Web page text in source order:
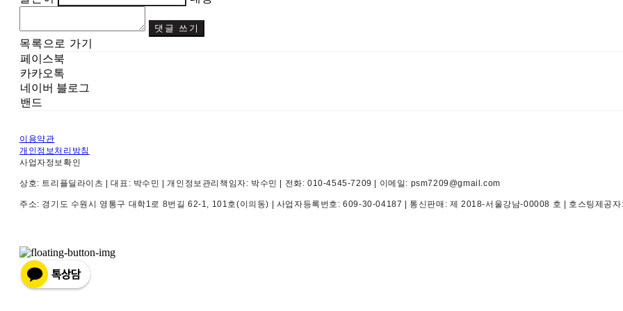
댓글 쓰기
목록으로 가기
페이스북
카카오톡
네이버 블로그
밴드
이용약관
개인정보처리방침
사업자정보확인
상호: 트리플딜라이츠 | 대표: 박수민 | 개인정보관리책임자: 박수민 | 전화: 010-4545-7209 | 이메일: psm7209@gmail.com
주소: 경기도 수원시 영통구 대학1로 8번길 62-1, 101호(이의동) | 사업자등록번호:609-30-04187 | 통신판매: 제 2018-서울강남-00008 호 | 호스팅제공